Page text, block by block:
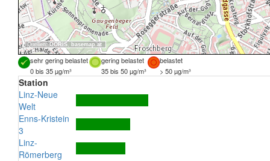
Quellen:DORIS, basemap.at
sehr gering belastet gering belastet
belastet
0 bis 35 µg/m³
35 bis 50 µg/m³ > 50 µg/m³
Station
Linz-Neue
Welt
Enns-Kristein
3
Linz-
Römerberg